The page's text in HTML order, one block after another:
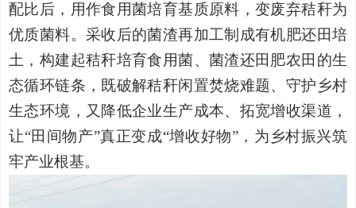
配比后，用作食用菌培育基质原料，变废弃秸秆为
优质菌料。采收后的菌渣再加工制成有机肥还田培
土，构建起秸秆培育食用菌、菌渣还田肥农田的生
态循环链条，既破解秸秆闲置焚烧难题、守护乡村
生态环境，又降低企业生产成本、拓宽增收渠道，
让“田间物产”真正变成“增收好物”，为乡村振兴筑
牢产业根基。